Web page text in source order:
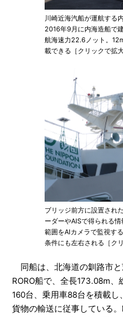
川崎近海汽船が運航する
2016年9月に内海造船で
航海速力22.6ノット。
載できる［クリックで拡大
ブリッジ前方に設置され
ーダーやAISで得られる
範囲をAIカメラで監視す
条件にも左右される［ク
同船は、北海道の釧路市
RORO船で、全長173.08m、
160台、乗用車88台を積載
貨物の輸送に従事している